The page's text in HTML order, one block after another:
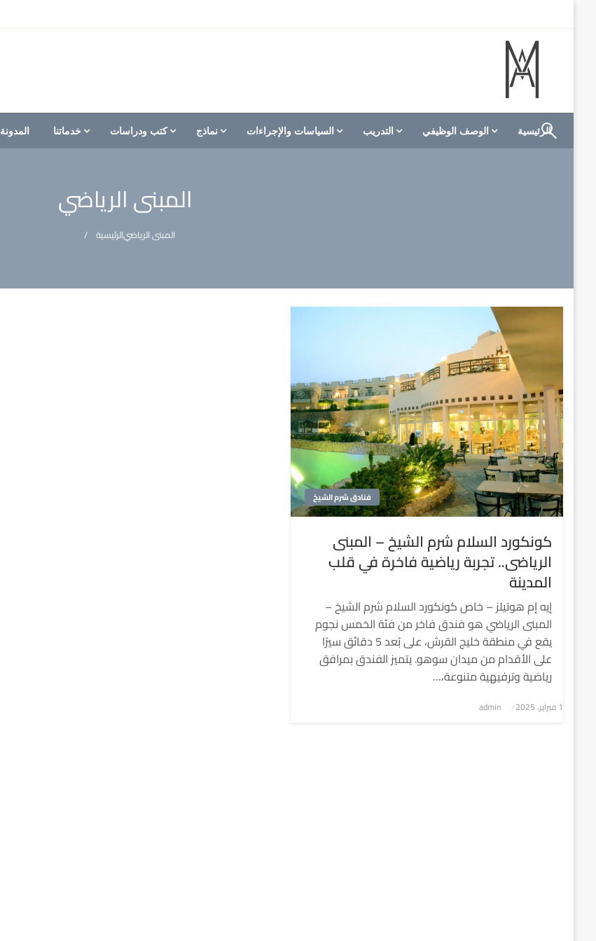
M A hotels | إم ايه هوتيلز
الموقع الأول للعاملين في الفنادق في العالم العربي
الرئيسية الوصف الوظيفي التدريب السياسات والإجراءات نماذج كتب ودراسات خدماتنا المدونة
المبنى الرياضي
الرئيسيةالمبنى الرياضي
فنادق شرم الشيخ
كونكورد السلام شرم الشيخ – المبنى
الرياضى.. تجربة رياضية فاخرة في قلب
المدينة
إيه إم هوتيلز – خاص كونكورد السلام شرم الشيخ –
المبنى الرياضي هو فندق فاخر من فئة الخمس نجوم
يقع في منطقة خليج القرش، على بُعد 5 دقائق سيرًا
على الأقدام من ميدان سوهو. يتميز الفندق بمرافق
رياضية وترفيهية متنوعة،…
نُشر1 فبراير، 2025 admin